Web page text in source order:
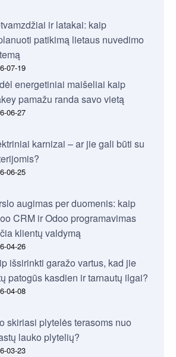
ir latakai: kaip
patikimą lietaus nuvedimo
07-19
energetiniai maišeliai kaip
pamažu randa savo vietą
06-27
karnizai – ar jie gali būti su
06-25
augimas per duomenis: kaip
CRM ir Odoo programavimas
klientų valdymą
04-26
išsirinkti garažo vartus, kad jie
patogūs kasdien ir tarnautų ilgai?
04-08
skiriasi plytelės terasoms nuo
lauko plytelių?
03-23